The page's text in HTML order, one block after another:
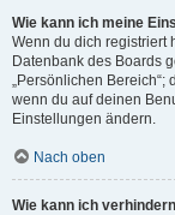
Wie kann ich meine
Wenn du dich registriert
Datenbank des Boards
„Persönlichen
wenn du auf deinen
Einstellungen ändern.
Nach oben
Wie kann ich